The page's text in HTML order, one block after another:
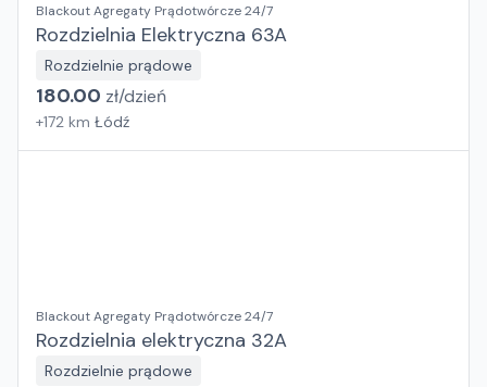
Blackout Agregaty Prądotwórcze 24/7
Rozdzielnia Elektryczna 63A
Rozdzielnie prądowe
180.00 zł/dzień
+172 km Łódź
Blackout Agregaty Prądotwórcze 24/7
Rozdzielnia elektryczna 32A
Rozdzielnie prądowe